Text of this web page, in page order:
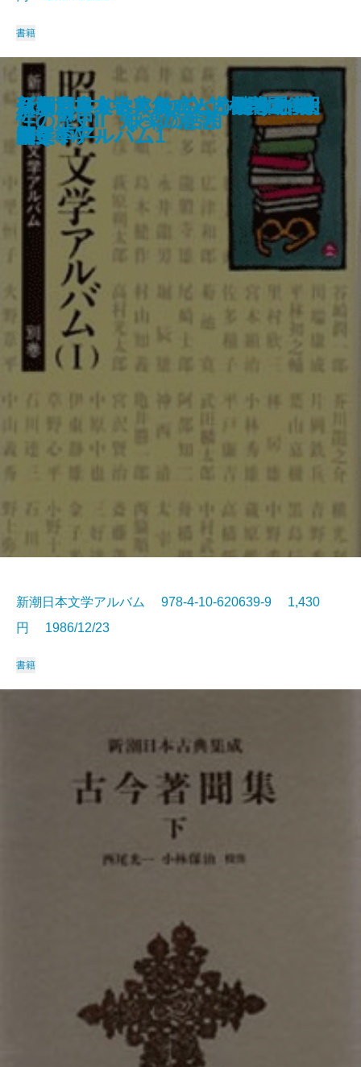
《新潮日本古典集成》謡曲集 下
近江路散歩
《新潮日本古典集成》太平記 五
《新潮日本古典集成》竹馬狂吟
集 新撰犬筑波集
インド神話入門
仏像の見分け方
非言語コミュニケーション
レパントの海戦
性の歴史III 自己への配慮
新潮日本文学アルバム 別巻4 昭
和文学アルバム2
書籍
新潮日本文学アルバム 別巻3 昭
和文学アルバム1
新潮日本文学アルバム 978-4-10-620639-9 1,430
円 1986/12/23
書籍
《新潮日本古典集成》古今著聞
集 下
新潮日本文学アルバム 別巻2 大
正文学アルバム
性の歴史II 快楽の活用
新潮日本文学アルバム 別巻1 明
治文学アルバム
《新潮日本古典集成》近松門左衛
門集
仏教とキリスト教―どう違うか50
のQ＆A―
性の歴史I 知への意志
新潮日本文学アルバム 34 林芙
美子
新潮日本文学アルバム 33 山本
有三